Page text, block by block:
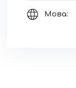
Мова: